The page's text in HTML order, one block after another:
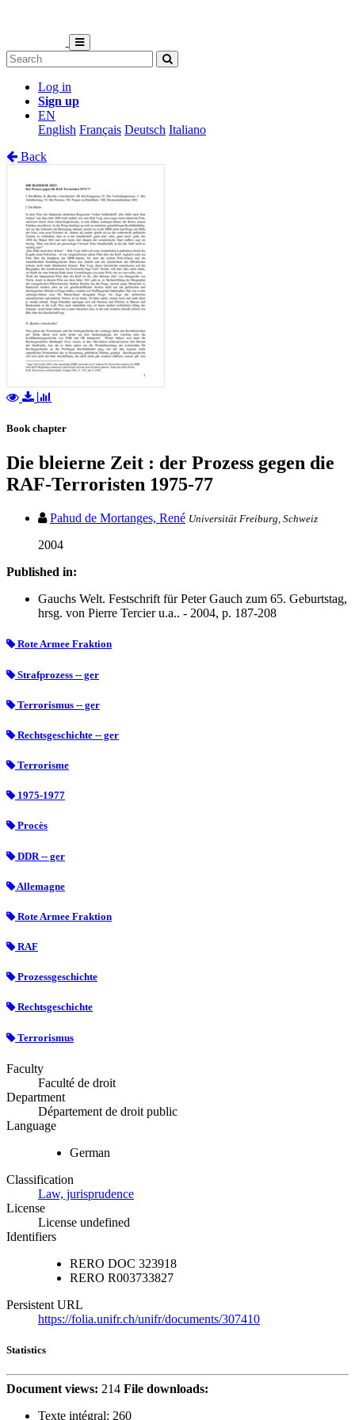
Log in
Sign up
EN
English Français Deutsch Italiano
Back
Book chapter
Die bleierne Zeit : der Prozess gegen die
RAF-Terroristen 1975-77
Pahud de Mortanges, René Universität Freiburg, Schweiz
2004
Published in:
Gauchs Welt. Festschrift für Peter Gauch zum 65. Geburtstag,
hrsg. von Pierre Tercier u.a.. - 2004, p. 187-208
Rote Armee Fraktion
Strafprozess -- ger
Terrorismus -- ger
Rechtsgeschichte -- ger
Terrorisme
1975-1977
Procès
DDR -- ger
Allemagne
Rote Armee Fraktion
RAF
Prozessgeschichte
Rechtsgeschichte
Terrorismus
Faculty
Faculté de droit
Department
Département de droit public
Language
German
Classification
Law, jurisprudence
License
License undefined
Identifiers
RERO DOC 323918
RERO R003733827
Persistent URL
https://folia.unifr.ch/unifr/documents/307410
Statistics
Document views: 214 File downloads:
Texte intégral: 260